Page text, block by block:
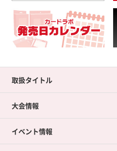
取扱タイトル
大会情報
イベント情報